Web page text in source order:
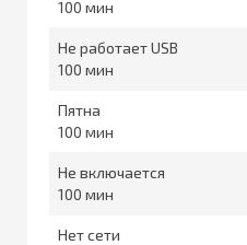
100
Не работает USB
100
Пятна
100
Не включается
100
Нет сети